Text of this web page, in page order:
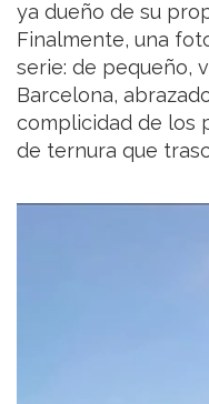
ya dueño de su
Finalmente, una
serie: de pequeño,
Barcelona,
complicidad de los
de ternura que